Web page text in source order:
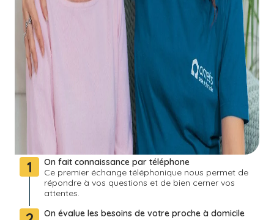
1
On fait connaissance par téléphone
Ce premier échange téléphonique nous permet de
répondre à vos questions et de bien cerner vos
attentes.
On évalue les besoins de votre proche à domicile